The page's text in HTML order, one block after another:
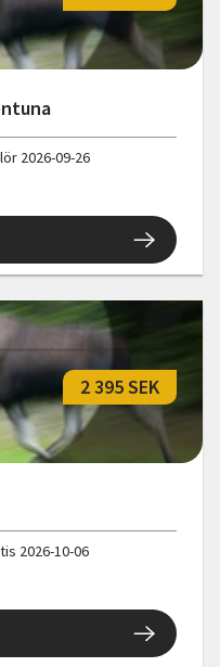
lör 2026-09-26
2 395 SEK
tis 2026-10-06